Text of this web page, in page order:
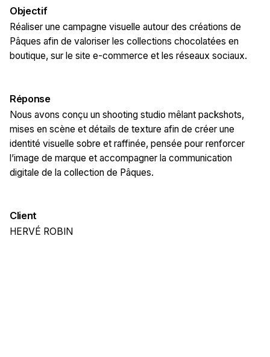
Objectif
Réaliser une campagne visuelle autour des créations de
Pâques afin de valoriser les collections chocolatées en
boutique, sur le site e-commerce et les réseaux sociaux.
Réponse
Nous avons conçu un shooting studio mêlant packshots,
mises en scène et détails de texture afin de créer une
identité visuelle sobre et raffinée, pensée pour renforcer
l’image de marque et accompagner la communication
digitale de la collection de Pâques.
Client
HERVÉ ROBIN